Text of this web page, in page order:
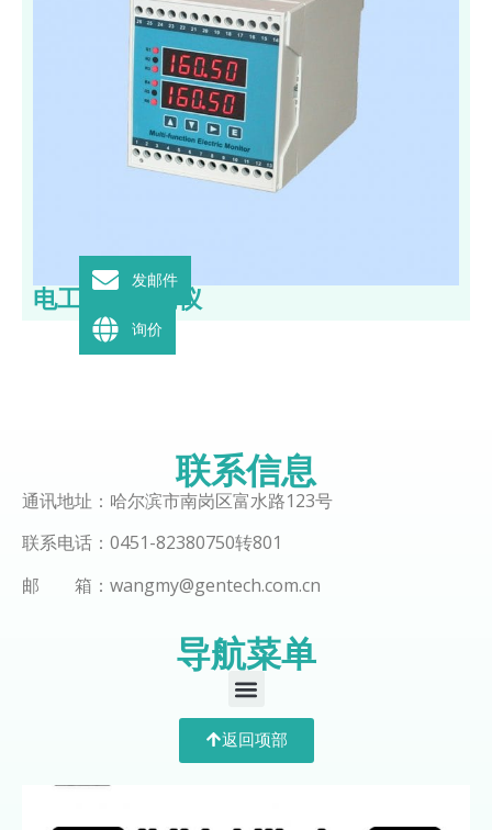
电工参数监测仪
联系信息
通讯地址：哈尔滨市南岗区富水路123号
联系电话：0451-82380750转801
邮 箱：wangmy@gentech.com.cn
导航菜单
返回项部
发邮件
询价